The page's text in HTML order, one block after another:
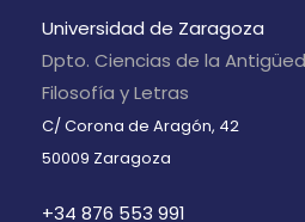
Universidad de Zaragoza
Dpto. Ciencias de la
Filosofía y Letras
C/ Corona de Aragón, 42
50009 Zaragoza
+34 876 553 991